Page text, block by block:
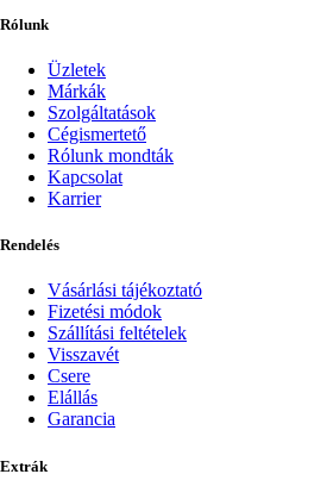
Rólunk
Üzletek
Márkák
Szolgáltatások
Cégismertető
Rólunk mondták
Kapcsolat
Karrier
Rendelés
Vásárlási tájékoztató
Fizetési módok
Szállítási feltételek
Visszavét
Csere
Elállás
Garancia
Extrák